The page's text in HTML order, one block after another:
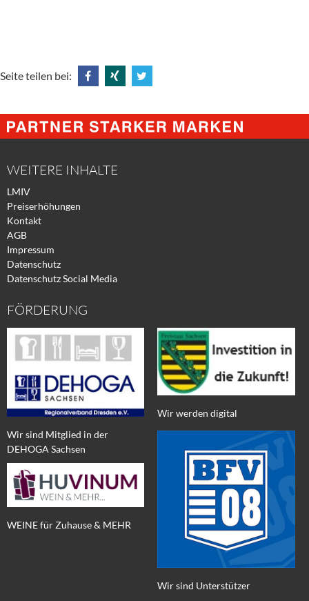
Seite teilen bei:
@
Facebook
@
Xing
@
Twitter
WEITERE INHALTE
LMIV
Preiserhöhungen
Kontakt
AGB
Impressum
Datenschutz
Datenschutz Social Media
FÖRDERUNG
Wir sind Mitglied in der
DEHOGA Sachsen
WEINE für Zuhause & MEHR
Wir werden digital
Wir sind Unterstützer